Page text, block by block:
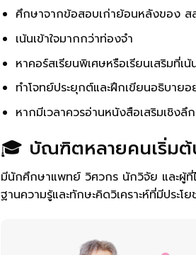
ศึกษาจากข้อสอบเก่าย้อนหลังของ ส
เน้นเข้าใจมากกว่าท่องจำ
หาคอร์สเรียนพิเศษหรือเรียนเสริมที่เน้
ทำโจทย์ประยุกต์และฝึกเขียนอธิบายอ
หากมีเวลาควรอ่านหนังสือเสริมเชิ
🎓 บัณฑิตหลายคนเริ่มต้
มีนักศึกษาแพทย์ วิศวกร นักวิจัย และผู้ที่
ฐานความรู้และทักษะคิดวิเคราะห์ที่มีประโย